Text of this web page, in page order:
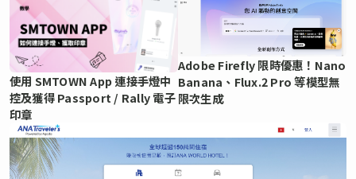
使用 SMTOWN App 連接手燈中
控及獲得 Passport / Rally 電子
印章
Adobe Firefly 限時優惠！Nano
Banana、Flux.2 Pro 等模型無
限次生成